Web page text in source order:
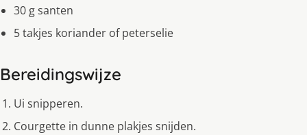
30 g santen
5 takjes koriander of peterselie
Bereidingswijze
Ui snipperen.
Courgette in dunne plakjes snijden.